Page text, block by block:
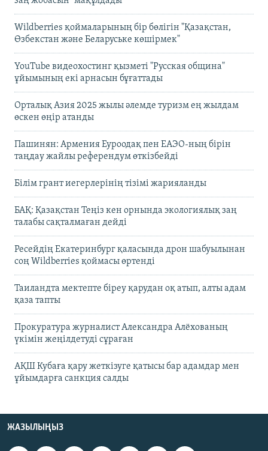
Wildberries қоймаларының бір бөлігін "Қазақстан,
Өзбекстан және Беларуське көшірмек"
YouTube видеохостинг қызметі "Русская община"
ұйымының екі арнасын бұғаттады
Орталық Азия 2025 жылы әлемде туризм ең жылдам
өскен өңір атанды
Пашинян: Армения Еуроодақ пен ЕАЭО-ның бірін
таңдау жайлы референдум өткізбейді
Білім грант иегерлерінің тізімі жарияланды
БАҚ: Қазақстан Теңіз кен орнында экологиялық заң
талабы сақталмаған дейді
Ресейдің Екатеринбург қаласында дрон шабуылынан
соң Wildberries қоймасы өртенді
Таиландта мектепте біреу қарудан оқ атып, алты адам
қаза тапты
Прокуратура журналист Александра Алёхованың
үкімін жеңілдетуді сұраған
АҚШ Кубаға қару жеткізуге қатысы бар адамдар мен
ұйымдарға санкция салды
ЖАЗЫЛЫҢЫЗ